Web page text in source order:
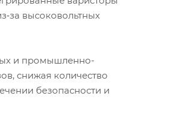
высоковольтных
и промышленно-
снижая количество
безопасности и